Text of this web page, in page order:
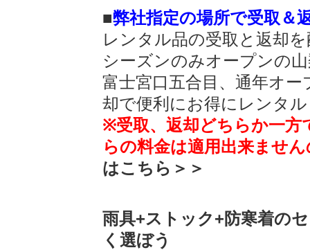
■弊社指定の場所で受取＆
レンタル品の受取と返却
シーズンのみオープンの
富士宮口五合目、通年オ
却で便利にお得にレンタ
※受取、返却どちらか一方
らの料金は適用出来ませ
はこちら＞＞
雨具+ストック+防寒着の
く選ぼう